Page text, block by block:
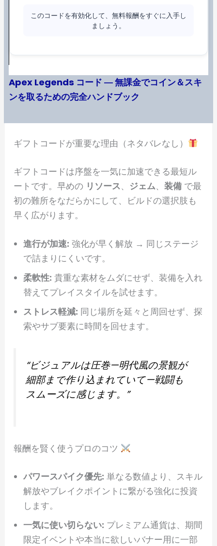
このコードを有効化して、無料報酬をすぐに入手し
ましょう。
Apex Legends コード ― 無課金でコイン＆スキ
ンを取るための完全ハンドブック
ギフトコードが重要な理由（ネタバレなし）
ギフトコードは序盤を一気に加速できる最短ル
ートです。早めの リソース、 ジェム、装備 で最
初の難所をなだらかにして、ビルドの選択肢も
早く広がります。
進行が加速: 強化が早く解放 → 同じステージ
で詰まりにくいです。
柔軟性: 貴重な素材をムダにせず、装備を入れ
替えてプレイスタイルを試せます。
ストレス軽減: 同じ場所を延々と周回せず、探
索やサブ要素に時間を回せます。
“ビジュアルは圧巻—明代風の景観が
細部まで作り込まれていて—戦闘も
スムーズに感じます。”
報酬を賢く使うプロのコツ
パワースパイク優先: 単なる数値より、スキル
解放やブレイクポイントに繋がる強化に投資
します。
一気に使い切らない: プレミアム通貨は、期間
限定イベントや本当に欲しいバナー用に一部